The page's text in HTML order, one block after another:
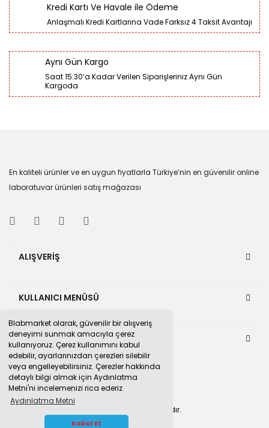
Blabmarket olarak, güvenilir bir alışveriş
deneyimi sunmak amacıyla çerez
kullanıyoruz. Çerez kullanımını kabul
edebilir, ayarlarınızdan çerezleri silebilir
veya engelleyebilirsiniz. Çerezler hakkında
detaylı bilgi almak için Aydınlatma
Metni'ni incelemenizi rica ederiz.
Aydınlatma Metni
Kabul Et
Kredi Kartı Ve Havale ile Ödeme
Anlaşmalı Kredi Kartlarına Vade Farksız 4 Taksit Avantajı
Aynı Gün Kargo
Saat 15:30’a Kadar Verilen Siparişleriniz Aynı Gün
Kargoda
En kaliteli ürünler ve en uygun fiyatlarla Türkiye’nin en güvenilir online
laboratuvar ürünleri satış mağazası
ALIŞVERİŞ
KULLANICI MENÜSÜ
BULUNDUĞUMUZ PAZAR YERLERİ
Tüm hakları saklıdır.
WHATSAPP İLETİŞİM